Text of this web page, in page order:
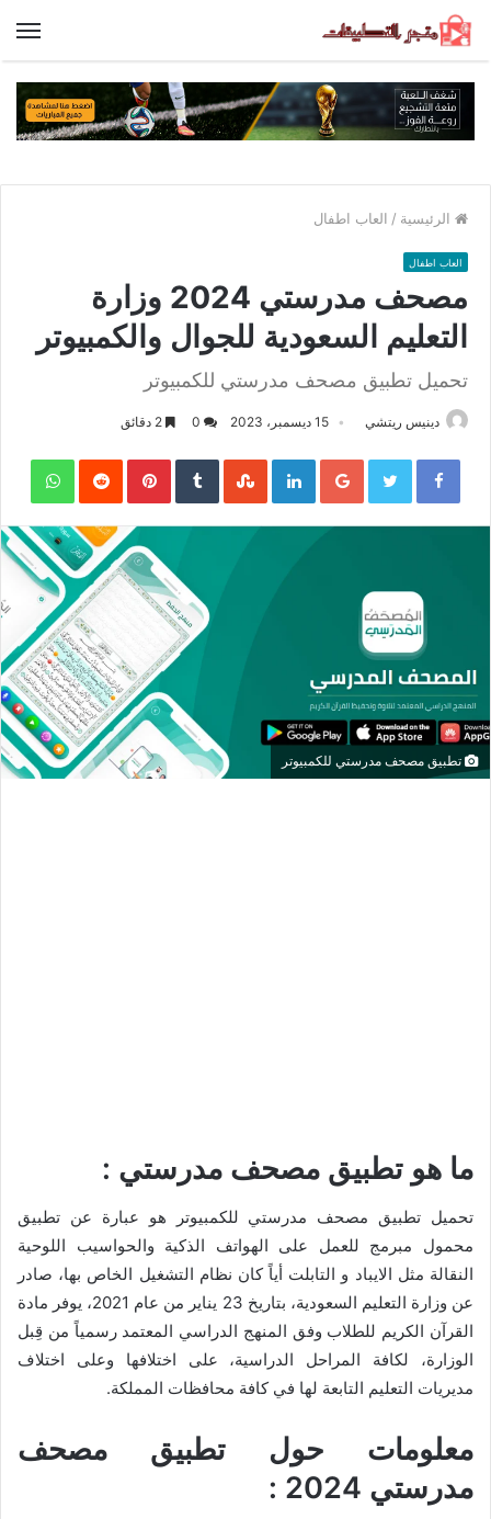
الرئيسية / العاب اطفال
العاب اطفال
مصحف مدرستي 2024 وزارة
التعليم السعودية للجوال والكمبيوتر
تحميل تطبيق مصحف مدرستي للكمبيوتر
دينيس ريتشي 15 ديسمبر، 2023
Facebook
Twitter
Google+
LinkedIn
Pinterest
تطبيق مصحف مدرستي للكمبيوتر
ما هو تطبيق مصحف مدرستي :
تحميل تطبيق مصحف مدرستي للكمبيوتر هو عبارة عن تطبيق
محمول مبرمج للعمل على الهواتف الذكية والحواسيب اللوحية
النقالة مثل الايباد و التابلت أياً كان نظام التشغيل الخاص بها، صادر
عن وزارة التعليم السعودية، بتاريخ 23 يناير من عام 2021، يوفر مادة
القرآن الكريم للطلاب وفق المنهج الدراسي المعتمد رسمياً من قِبل
الوزارة، لكافة المراحل الدراسية، على اختلافها وعلى اختلاف
مديريات التعليم التابعة لها في كافة محافظات المملكة.
معلومات حول تطبيق مصحف
مدرستي 2024 :